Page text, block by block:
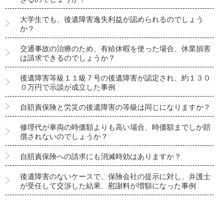
大学生でも、後遺障害逸失利益が認められるのでしょう
か？
交通事故の治療のため、有給休暇を使った場合、休業損害
は請求できるのでしょうか？
後遺障害等級１１級７号の後遺障害が認定され、約１３０
０万円で示談が成立した事例
自賠責保険と労災の後遺障害の等級は同じになりますか？
修理代が車両の時価額よりも高い場合、時価額までしか賠
償されないのでしょうか？
自賠責保険への請求にも消滅時効はありますか？
後遺障害のないケースで、保険会社の提示に対し、弁護士
が受任して交渉した結果、慰謝料が増額になった事例